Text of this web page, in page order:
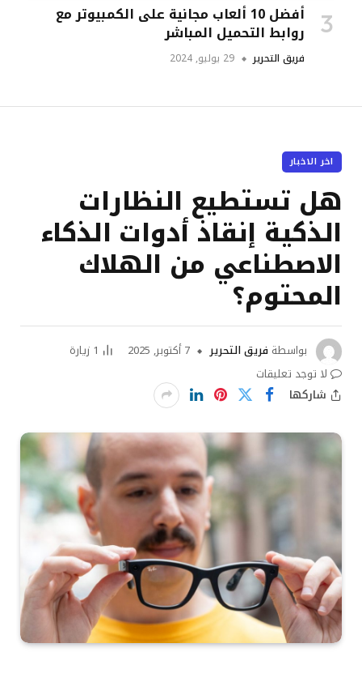
أفضل 10 ألعاب مجانية على الكمبيوتر مع
روابط التحميل المباشر
فريق التحرير 29 يوليو, 2024
اخر الاخبار
هل تستطيع النظارات
الذكية إنقاذ أدوات الذكاء
الاصطناعي من الهلاك
المحتوم؟
بواسطة فريق التحرير 7 أكتوبر, 2025 1 زيارة
لا توجد تعليقات
شاركها